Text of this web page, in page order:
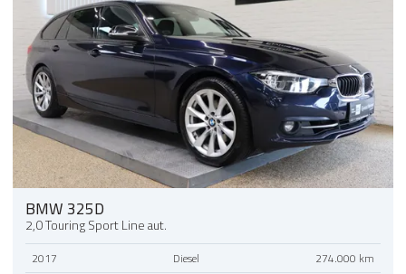
BMW 325D
2,0 Touring Sport Line aut.
2017 Diesel 274.000 km